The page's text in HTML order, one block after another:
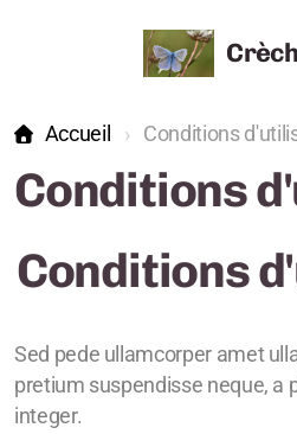
Accueil Conditions
Conditions
Conditions
Sed pede ullamcorper amet
pretium suspendisse neque, a
integer.